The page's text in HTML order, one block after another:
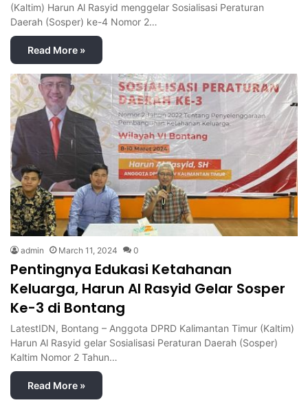
(Kaltim) Harun Al Rasyid menggelar Sosialisasi Peraturan
Daerah (Sosper) ke-4 Nomor 2…
Read More »
admin March 11, 2024 0
Pentingnya Edukasi Ketahanan
Keluarga, Harun Al Rasyid Gelar Sosper
Ke-3 di Bontang
LatestIDN, Bontang – Anggota DPRD Kalimantan Timur (Kaltim)
Harun Al Rasyid gelar Sosialisasi Peraturan Daerah (Sosper)
Kaltim Nomor 2 Tahun…
Read More »